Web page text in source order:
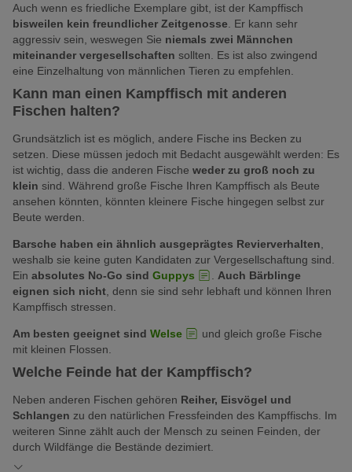
Auch wenn es friedliche Exemplare gibt, ist der Kampffisch
bisweilen kein freundlicher Zeitgenosse . Er kann sehr
aggressiv sein, weswegen Sie niemals zwei Männchen
miteinander vergesellschaften sollten. Es ist also zwingend
eine Einzelhaltung von männlichen Tieren zu empfehlen.
Kann man einen Kampffisch mit anderen
Fischen halten?
Grundsätzlich ist es möglich, andere Fische ins Becken zu
setzen. Diese müssen jedoch mit Bedacht ausgewählt werden: Es
ist wichtig, dass die anderen Fische weder zu groß noch zu
klein sind. Während große Fische Ihren Kampffisch als Beute
ansehen könnten, könnten kleinere Fische hingegen selbst zur
Beute werden.
Barsche haben ein ähnlich ausgeprägtes Revierverhalten
weshalb sie keine guten Kandidaten zur Vergesellschaftung sind.
Ein absolutes No-Go sind Guppys
Auch Bärblinge
eignen sich nicht , denn sie sind sehr lebhaft und können Ihren
Kampffisch stressen.
Am besten geeignet sind Welse
und gleich große Fische
mit kleinen Flossen.
Welche Feinde hat der Kampffisch?
Neben anderen Fischen gehören Reiher, Eisvögel und
Schlangen zu den natürlichen Fressfeinden des Kampffischs. Im
weiteren Sinne zählt auch der Mensch zu seinen Feinden, der
durch Wildfänge die Bestände dezimiert.